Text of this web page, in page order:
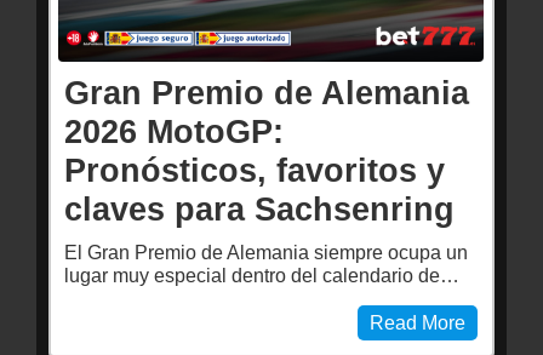
Gran Premio de Alemania
2026 MotoGP:
Pronósticos, favoritos y
claves para Sachsenring
El Gran Premio de Alemania siempre ocupa un
lugar muy especial dentro del calendario de…
Read More